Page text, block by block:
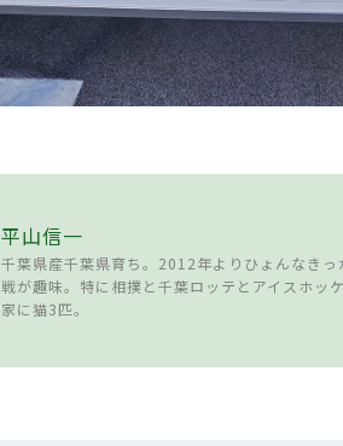
平山信一
千葉県産千葉県育ち。2012年よりひょんなき
戦が趣味。特に相撲と千葉ロッテとアイスホッ
家に猫3匹。